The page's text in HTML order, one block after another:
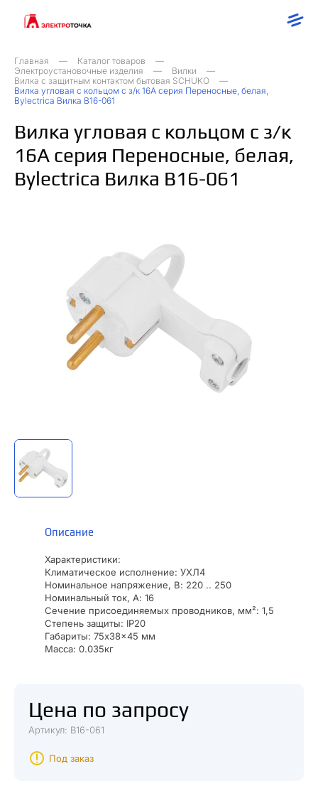
Главная
Каталог товаров
Электроустановочные изделия
Вилки
Вилка с защитным контактом бытовая SCHUKO
Вилка угловая с кольцом с з/к 16А серия Переносные, белая,
Bylectrica Вилка В16-061
Вилка угловая с кольцом с з/к
16А серия Переносные, белая,
Bylectrica Вилка В16-061
Описание
Характеристики:
Климатическое исполнение: УХЛ4
Номинальное напряжение, В: 220 .. 250
Номинальный ток, А: 16
Сечение присоединяемых проводников, мм²: 1,5
Степень защиты: IP20
Габариты: 75x38x45 мм
Масса: 0.035кг
Цена по запросу
Артикул: В16-061
Под заказ